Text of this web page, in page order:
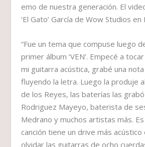
emo de nuestra generación. El
‘El Gato’ García de Wow Studios en
“Fue un tema que compuse luego
primer álbum ‘VEN’. Empecé a
mi guitarra acústica, grabé una
fluyendo la letra. Luego la produje
de los Reyes, las baterías las
Rodriguez Mayeyo, baterista de
Medrano y muchos artistas más.
canción tiene un drive más acústico
olvidar las guitarras de ocho